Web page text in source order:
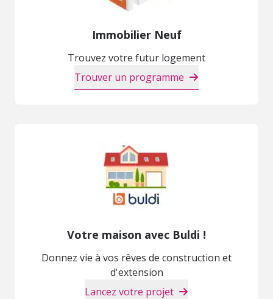
Immobilier Neuf
Trouvez votre futur logement
Trouver un programme
Votre maison avec Buldi !
Donnez vie à vos rêves de construction et
d'extension
Lancez votre projet